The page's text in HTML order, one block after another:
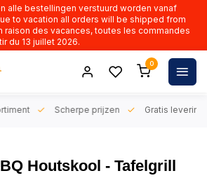
alle bestellingen verstuurd worden vanaf
to vacation all orders will be shipped from
raison des vacances, toutes les commandes
du 13 juillet 2026.
0
Scherpe prijzen Gratis levering
Houtskool - Tafelgrill